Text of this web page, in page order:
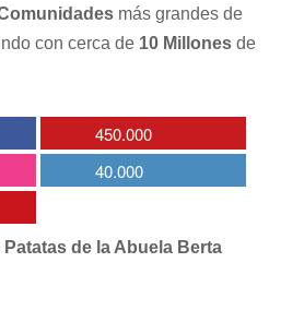
más grandes de
con cerca de 10 Millones de
450.000
40.000
de la Abuela Berta